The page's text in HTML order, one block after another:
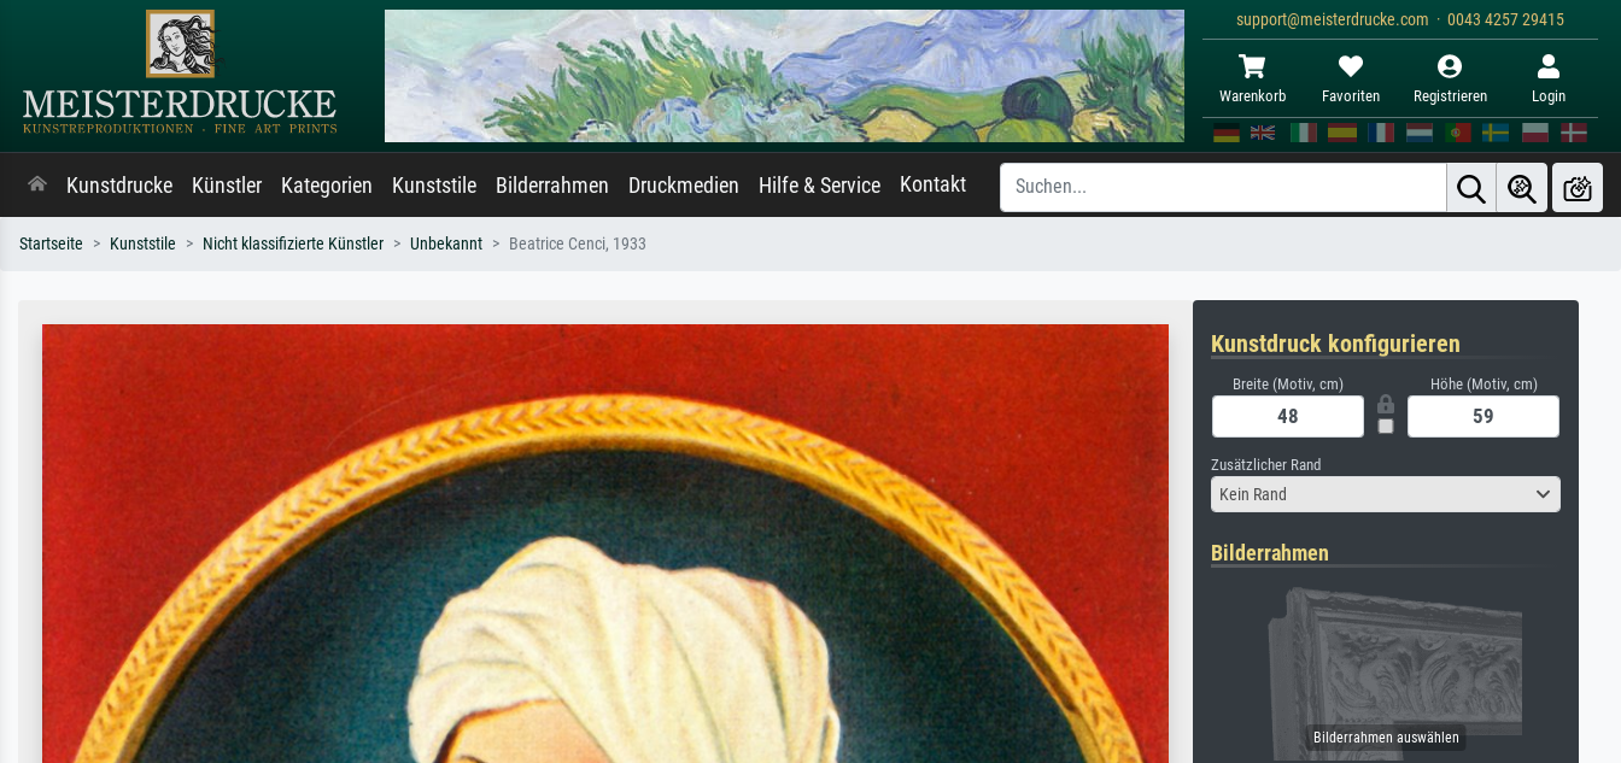
support@meisterdrucke.com · 0043 4257 29415
Warenkorb Favoriten Registrieren Login
Kunstdrucke Künstler Kategorien Kunststile Bilderrahmen Druckmedien Hilfe & Service Kontakt
Startseite Kunststile Nicht klassifizierte Künstler Unbekannt Beatrice Cenci, 1933
Kunstdruck konfigurieren
Breite (Motiv, cm) Höhe (Motiv, cm)
Zusätzlicher Rand
Kein Rand
Bilderrahmen